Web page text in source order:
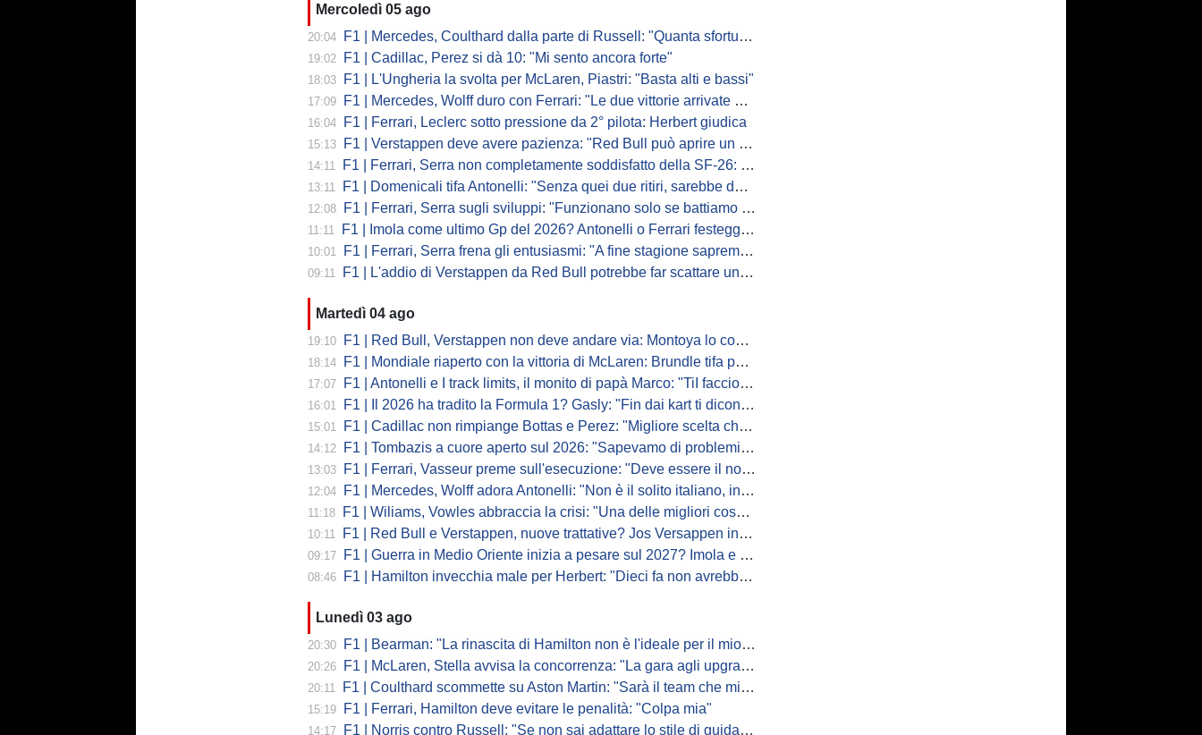
Mercoledì 05 ago
20:04 F1 | Mercedes, Coulthard dalla parte di Russell: "Quanta sfortuna può avere un pilota?"
19:02 F1 | Cadillac, Perez si dà 10: "Mi sento ancora forte"
18:03 F1 | L'Ungheria la svolta per McLaren, Piastri: "Basta alti e bassi"
17:09 F1 | Mercedes, Wolff duro con Ferrari: "Le due vittorie arrivate per colpa nostra
16:04 F1 | Ferrari, Leclerc sotto pressione da 2° pilota: Herbert giudica
15:13 F1 | Verstappen deve avere pazienza: "Red Bull può aprire un nuovo corso"
14:11 F1 | Ferrari, Serra non completamente soddisfatto della SF-26: "Non è solo la mia macchina"
13:11 F1 | Domenicali tifa Antonelli: "Senza quei due ritiri, sarebbe davanti di tanto"
12:08 F1 | Ferrari, Serra sugli sviluppi: "Funzionano solo se battiamo gli altri"
11:11 F1 | Imola come ultimo Gp del 2026? Antonelli o Ferrari festeggiano il titolo in casa...
10:01 F1 | Ferrari, Serra frena gli entusiasmi: "A fine stagione sapremo se SF-26 è forte"
09:11 F1 | L'addio di Verstappen da Red Bull potrebbe far scattare un domino: ne parla Fittipaldi
Martedì 04 ago
19:10 F1 | Red Bull, Verstappen non deve andare via: Montoya lo convince
18:14 F1 | Mondiale riaperto con la vittoria di McLaren: Brundle tifa papaya
17:07 F1 | Antonelli e I track limits, il monito di papà Marco: "TiI faccio fare la fine della gallina"
16:01 F1 | Il 2026 ha tradito la Formula 1? Gasly: "Fin dai kart ti dicono di non alzare il piede dal gas"
15:01 F1 | Cadillac non rimpiange Bottas e Perez: "Migliore scelta che potessimo fare"
14:12 F1 | Tombazis a cuore aperto sul 2026: "Sapevamo di problemi, ma serviva un accordo"
13:03 F1 | Ferrari, Vasseur preme sull'esecuzione: "Deve essere il nostro punto di forza"
12:04 F1 | Mercedes, Wolff adora Antonelli: "Non è il solito italiano, in bolla quando guida"
11:18 F1 | Wiliams, Vowles abbraccia la crisi: "Una delle migliori cose che potevano capitare"
10:11 F1 | Red Bull e Verstappen, nuove trattative? Jos Versappen insorge contro i giornalisti
09:17 F1 | Guerra in Medio Oriente inizia a pesare sul 2027? Imola e Barcellona osservano
08:46 F1 | Hamilton invecchia male per Herbert: "Dieci fa non avrebbe preso queste penalità"
Lunedì 03 ago
20:30 F1 | Bearman: "La rinascita di Hamilton non è l'ideale per il mio futuro in Ferrari"
20:26 F1 | McLaren, Stella avvisa la concorrenza: "La gara agli upgrade è appena iniziata"
20:11 F1 | Coulthard scommette su Aston Martin: "Sarà il team che migliorerà di più"
15:19 F1 | Ferrari, Hamilton deve evitare le penalità: "Colpa mia"
14:17 F1 | Norris contro Russell: "Se non sai adattare lo stile di guida, perdi"